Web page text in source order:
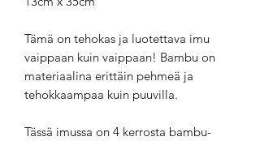
Tämä on tehokas ja luotettava imu
vaippaan kuin vaippaan! Bambu on
materiaalina erittäin pehmeä ja
tehokkaampaa kuin puuvilla.
Tässä imussa on 4 kerrosta bambu-